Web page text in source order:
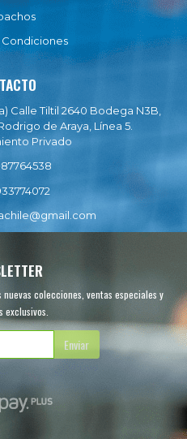
Condiciones
Calle Tiltil 2640 Bodega N3B,
de Araya, Línea 5.
Privado
colecciones, ventas especiales y
exclusivos.
Enviar